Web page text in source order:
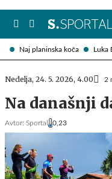
Naj planinska koča Luka
Nedelja, 24. 5. 2026, 4.00 2
Na današnji
Avtor: Sportal 0,23